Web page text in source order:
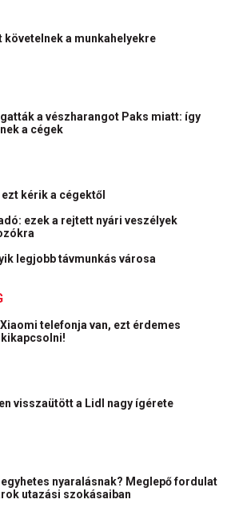
követelnek a munkahelyekre
a vészharangot Paks miatt: így
a cégek
kérik a cégektől
ezek a rejtett nyári veszélyek
legjobb távmunkás városa
Xiaomi telefonja van, ezt érdemes
visszaütött a Lidl nagy ígérete
egyhetes nyaralásnak? Meglepő fordulat
utazási szokásaiban